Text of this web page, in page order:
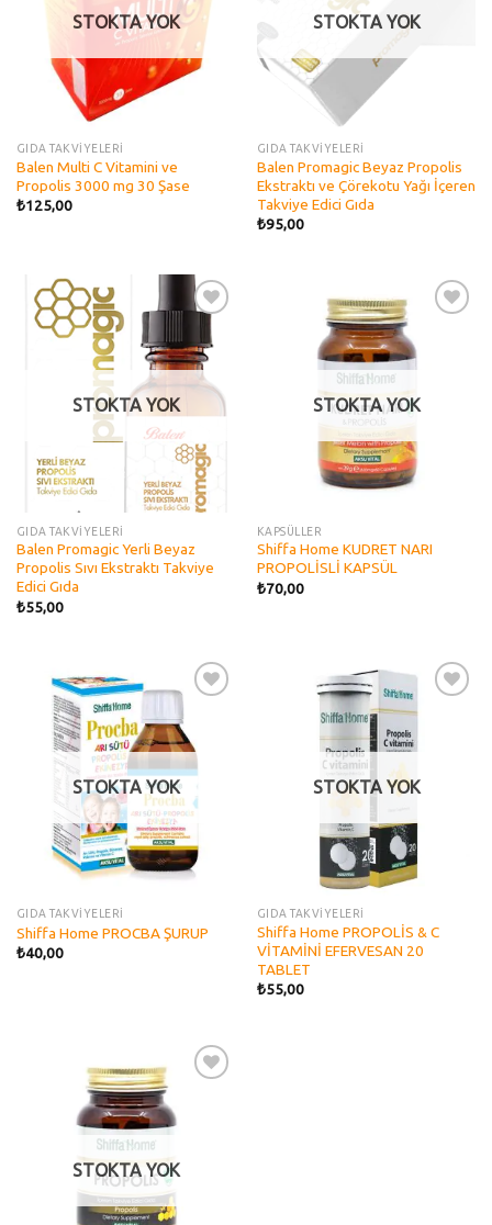
STOKTA YOK
GIDA TAKVİYELERİ
Balen Multi C Vitamini ve
Propolis 3000 mg 30 Şase
₺125,00
STOKTA YOK
GIDA TAKVİYELERİ
Balen Promagic Beyaz Propolis
Ekstraktı ve Çörekotu Yağı İçeren
Takviye Edici Gıda
₺95,00
wishlist
STOKTA YOK
GIDA TAKVİYELERİ
Balen Promagic Yerli Beyaz
Propolis Sıvı Ekstraktı Takviye
Edici Gıda
₺55,00
STOKTA YOK
KAPSÜLLER
Shiffa Home KUDRET NARI
PROPOLİSLİ KAPSÜL
₺70,00
wishlist
STOKTA YOK
GIDA TAKVİYELERİ
Shiffa Home PROCBA ŞURUP
₺40,00
STOKTA YOK
GIDA TAKVİYELERİ
Shiffa Home PROPOLİS & C
VİTAMİNİ EFERVESAN 20
TABLET
₺55,00
STOKTA YOK